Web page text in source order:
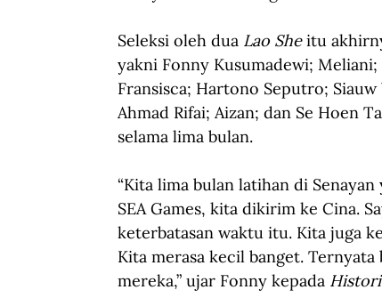
Seleksi oleh dua Lao She itu
yakni Fonny Kusumadewi;
Fransisca; Hartono Seputro;
Ahmad Rifai; Aizan; dan Se Hoen
selama lima bulan.
“Kita lima bulan latihan di
SEA Games, kita dikirim ke Cina.
keterbatasan waktu itu. Kita juga
Kita merasa kecil banget.
mereka,” ujar Fonny kepada